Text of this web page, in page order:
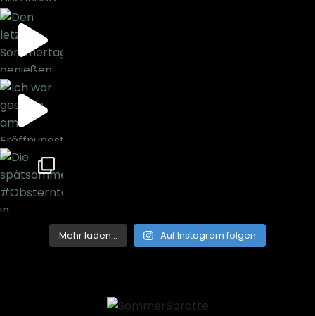
Mehr laden… Auf Instagram folgen